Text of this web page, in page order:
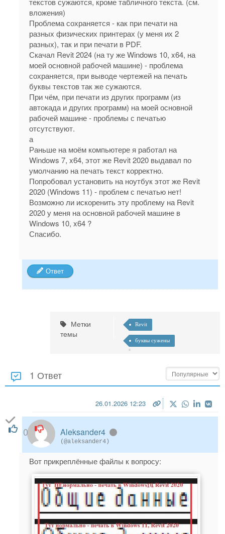
вложения)
Проблема сохраняется - как при печати на
разных физических принтерах (у меня их 2
разных), так и при печати в PDF.
Скачал Revit 2024 (на ту же Windows 10, x64, на
моей основной рабочей машине) - проблема
сохраняется, при выводе чертежей на печать
буквы текстов так же сужаются.
При чём, при печати из других программ (из
автокада и других программ) на моей основной
рабочей машине - проблемы с печатью
отсутствуют.
а
Раньше на моём компьютере я работал на
Windows 7, x64, этот же Revit 2020 выдавал по
умолчанию на печать текст корректно.
Попробовал установить на ноутбук этот же Revit
2020 (Windows 11) - проблем с печатью нет!
Возможно ли искоренить эту проблему на Revit
2020 у меня на основной рабочей машине в
Windows 10, x64 ?
Спасибо.
Ответ
Метки
темы
Revit
буквы сужены
1 Ответ
0
26.01.2026 12:23
Aleksander4
(@aleksander4)
Вот прикреплённые файлы к вопросу: